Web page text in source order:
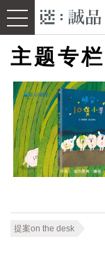
主题专栏
提案on the desk